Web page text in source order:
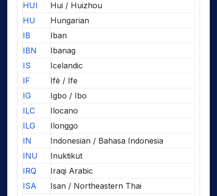
HUI
Hui / Huizhou
HU
Hungarian
IB
Iban
IBN
Ibanag
IS
Icelandic
IF
Ifè / Ife
IG
Igbo / Ibo
ILC
Ilocano
ILG
Ilonggo
IN
Indonesian / Bahasa Indonesia
INU
Inuktikut
IRQ
Iraqi Arabic
ISA
Isan / Northeastern Thai